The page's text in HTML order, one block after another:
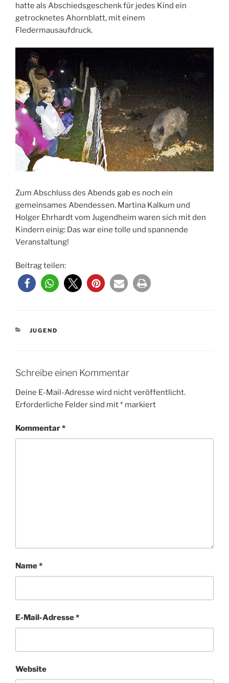
hatte als Abschiedsgeschenk für jedes Kind ein
getrocknetes Ahornblatt, mit einem
Fledermausaufdruck.
Zum Abschluss des Abends gab es noch ein
gemeinsames Abendessen. Martina Kalkum und
Holger Ehrhardt vom Jugendheim waren sich mit den
Kindern einig: Das war eine tolle und spannende
Veranstaltung!
Beitrag teilen:
KATEGORIEN
JUGEND
Schreibe einen Kommentar
Deine E-Mail-Adresse wird nicht veröffentlicht.
Erforderliche Felder sind mit* markiert
Kommentar*
Name*
E-Mail-Adresse*
Website